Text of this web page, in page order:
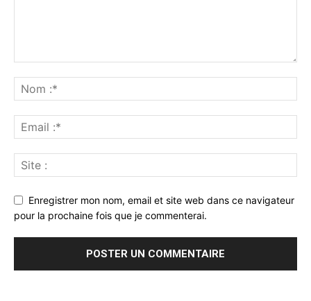
Enregistrer mon nom, email et site web dans ce navigateur
pour la prochaine fois que je commenterai.